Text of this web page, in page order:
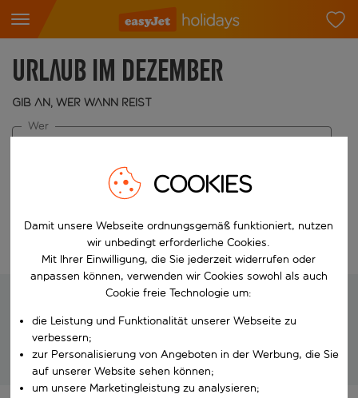
Urlaub im Dezember
Gib an, wer wann reist
Wer
Reisezeitraum wählen
Suche bearbeiten
Wir suchen deinen perfekten Urlaub
Großartige Pauschalreisen zu unschlagbaren Preisen!
COOKIES
Damit unsere Webseite ordnungsgemäß funktioniert, nutzen
wir unbedingt erforderliche Cookies.
Mit Ihrer Einwilligung, die Sie jederzeit widerrufen oder
anpassen können, verwenden wir Cookies sowohl als auch
Cookie freie Technologie um:
die Leistung und Funktionalität unserer Webseite zu
verbessern;
zur Personalisierung von Angeboten in der Werbung, die Sie
auf unserer Website sehen können;
um unsere Marketingleistung zu analysieren;